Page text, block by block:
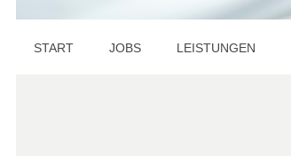
START JOBS LEISTUNGEN